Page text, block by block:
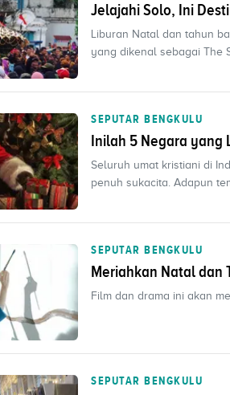
Jelajahi Solo, Ini
Liburan Natal dan tahun
yang dikenal sebagai The
SEPUTAR BENGKULU
Inilah 5 Negara yang
Seluruh umat kristiani di
penuh sukacita. Adapun
SEPUTAR BENGKULU
Meriahkan Natal dan
Film dan drama ini akan
SEPUTAR BENGKULU